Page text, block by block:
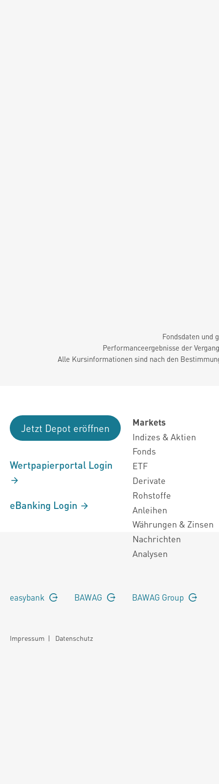
Fondsdaten und
Performanceergebnisse der
Alle Kursinformationen sind nach den
Jetzt Depot eröffnen
Wertpapierportal Login
eBanking Login
Markets
Indizes & Aktien
Fonds
ETF
Derivate
Rohstoffe
Anleihen
Währungen & Zinsen
Nachrichten
Analysen
easybank BAWAG BAWAG Group
Impressum | Datenschutz